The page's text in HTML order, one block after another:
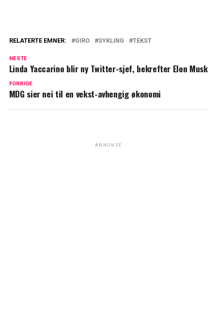
RELATERTE EMNER: GIRO SYKLING TEKST
NESTE
Linda Yaccarino blir ny Twitter-sjef, bekrefter Elon Musk
FORRIGE
MDG sier nei til en vekst-avhengig økonomi
ANNONSE